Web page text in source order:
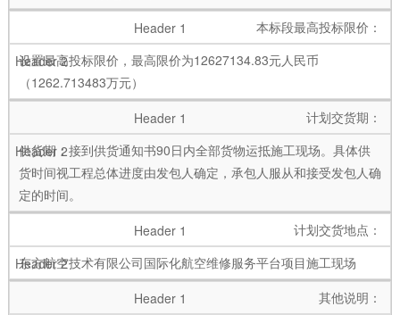
本标段最高投标限价：
设置最高投标限价，最高限价为12627134.83元人民币
（1262.713483万元）
计划交货期：
供货期：接到供货通知书90日内全部货物运抵施工现场。具体供
货时间视工程总体进度由发包人确定，承包人服从和接受发包人确
定的时间。
计划交货地点：
东方航空技术有限公司国际化航空维修服务平台项目施工现场
其他说明：